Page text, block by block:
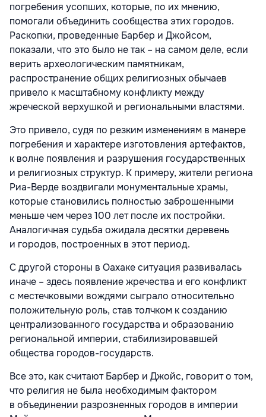
погребения усопших, которые, по их мнению,
помогали объединить сообщества этих городов.
Раскопки, проведенные Барбер и Джойсом,
показали, что это было не так – на самом деле, если
верить археологическим памятникам,
распространение общих религиозных обычаев
привело к масштабному конфликту между
жреческой верхушкой и региональными властями.
Это привело, судя по резким изменениям в манере
погребения и характере изготовления артефактов,
к волне появления и разрушения государственных
и религиозных структур. К примеру, жители региона
Риа-Верде воздвигали монументальные храмы,
которые становились полностью заброшенными
меньше чем через 100 лет после их постройки.
Аналогичная судьба ожидала десятки деревень
и городов, построенных в этот период.
С другой стороны в Оахаке ситуация развивалась
иначе – здесь появление жречества и его конфликт
с местечковыми вождями сыграло относительно
положительную роль, став толчком к созданию
централизованного государства и образованию
региональной империи, стабилизировавшей
общества городов-государств.
Все это, как считают Барбер и Джойс, говорит о том,
что религия не была необходимым фактором
в объединении разрозненных городов в империи